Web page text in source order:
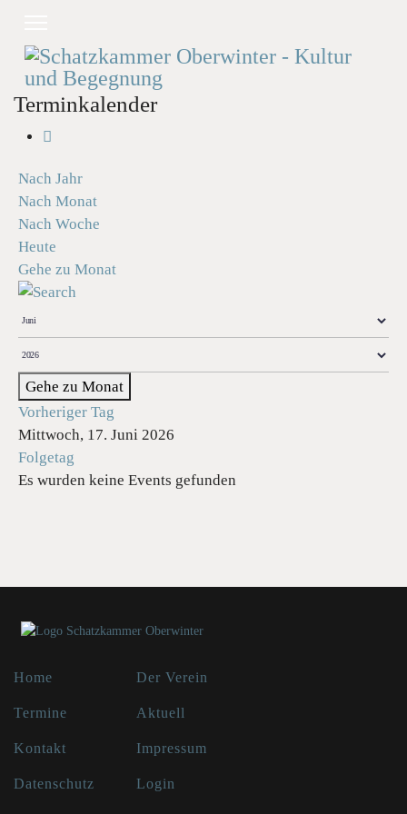
Terminkalender
Nach Jahr
Nach Monat
Nach Woche
Heute
Gehe zu Monat
Gehe zu Monat
Vorheriger Tag
Mittwoch, 17. Juni 2026
Folgetag
Es wurden keine Events gefunden
Home Der Verein
Termine Aktuell
Kontakt Impressum
Datenschutz Login